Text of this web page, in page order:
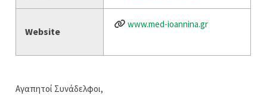
Website
www.med-ioannina.gr
Αγαπητοί Συνάδελφοι,